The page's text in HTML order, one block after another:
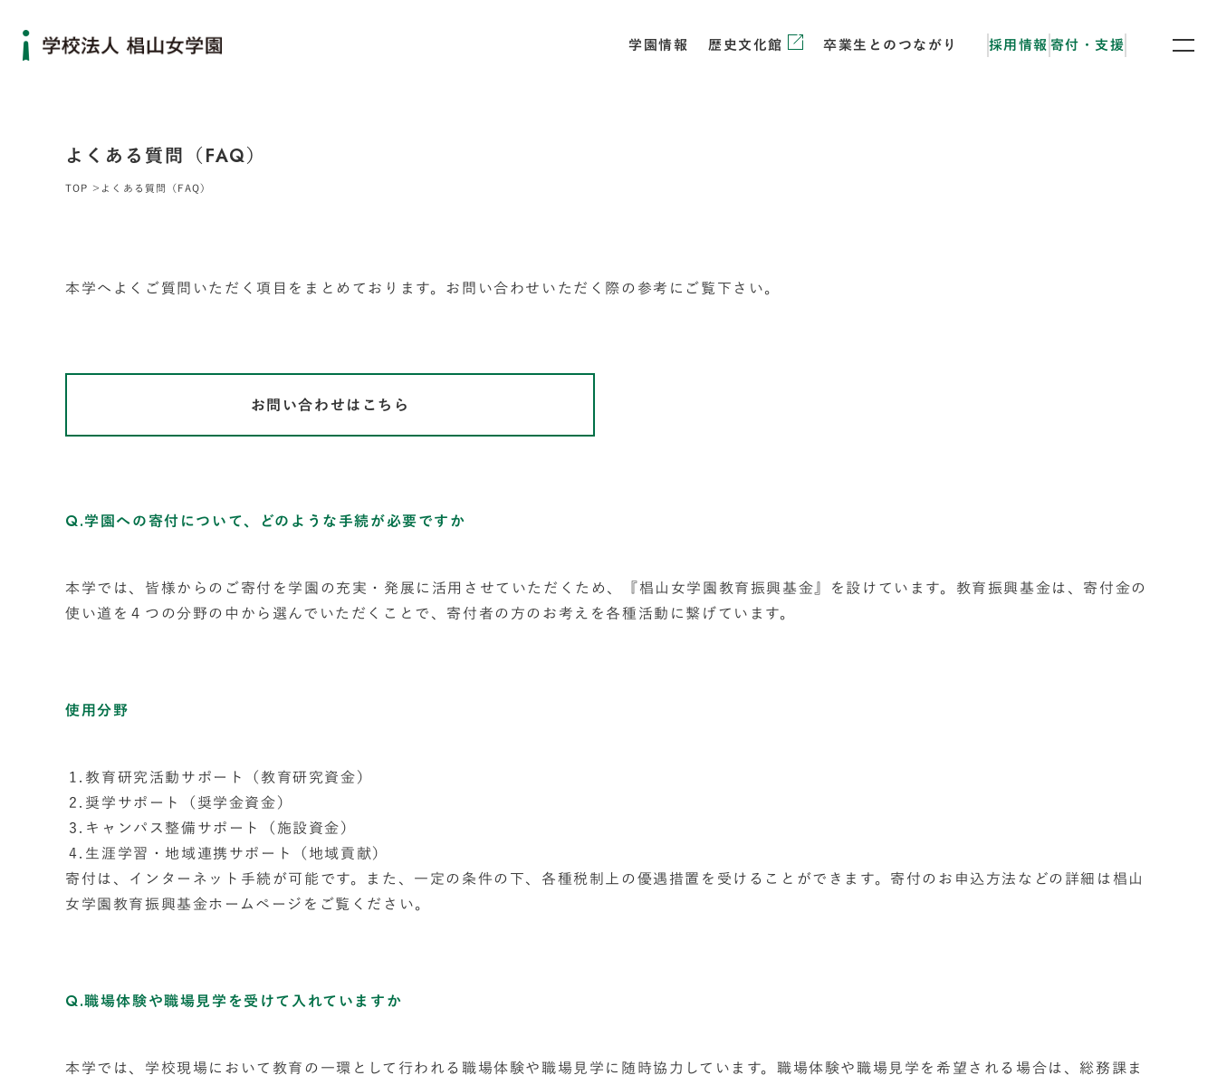
学園情報 歴史文化館 卒業生とのつながり 採用情報 寄付・支援
よくある質問（FAQ）
TOP よくある質問（FAQ）
本学へよくご質問いただく項目をまとめております。お問い合わせいただく際の参考にご覧下さい。
お問い合わせはこちら
Q.学園への寄付について、どのような手続が必要ですか
本学では、皆様からのご寄付を学園の充実・発展に活用させていただくため、『椙山女学園教育振興基金』を設けています。教育振興基金は、寄付金の
使い道を４つの分野の中から選んでいただくことで、寄付者の方のお考えを各種活動に繋げています。
使用分野
教育研究活動サポート（教育研究資金）
奨学サポート（奨学金資金）
キャンパス整備サポート（施設資金）
生涯学習・地域連携サポート（地域貢献）
寄付は、インターネット手続が可能です。また、一定の条件の下、各種税制上の優遇措置を受けることができます。寄付のお申込方法などの詳細は椙山
女学園教育振興基金ホームページをご覧ください。
Q.職場体験や職場見学を受けて入れていますか
本学では、学校現場において教育の一環として行われる職場体験や職場見学に随時協力しています。職場体験や職場見学を希望される場合は、総務課ま